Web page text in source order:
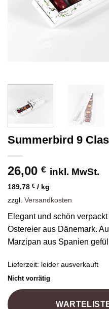
Summerbird 9
26,00 € inkl. MwSt.
189,78 € / kg
zzgl. Versandkosten
Elegant und schön
Ostereier aus Dänemark.
Marzipan aus Spanien
Lieferzeit: leider ausverkauft
Nicht vorrätig